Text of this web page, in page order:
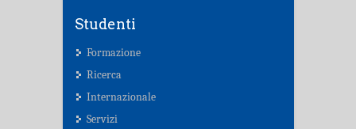
Studenti
Formazione
Ricerca
Internazionale
Servizi